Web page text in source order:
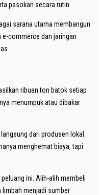
pasokan secara rutin.
sarana utama membangun
e-commerce dan jaringan
ribuan ton batok setiap
menumpuk atau dibakar
dari produsen lokal.
menghemat biaya, tapi
ini. Alih-alih membeli
limbah menjadi sumber